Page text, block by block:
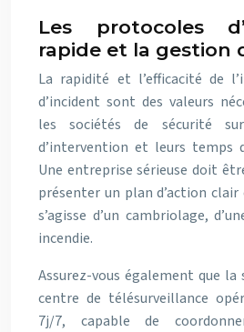
Les protocoles
rapide et la gestion
La rapidité et l’efficacité de
d’incident sont des valeurs
les sociétés de sécurité
d’intervention et leurs temps
Une entreprise sérieuse doit
présenter un plan d’action clair
s’agisse d’un cambriolage,
incendie.
Assurez-vous également que la
centre de télésurveillance
7j/7, capable de